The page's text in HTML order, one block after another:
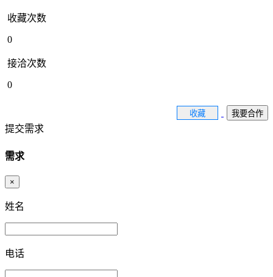
收藏次数
0
接洽次数
0
收藏 我要合作
提交需求
需求
×
姓名
电话